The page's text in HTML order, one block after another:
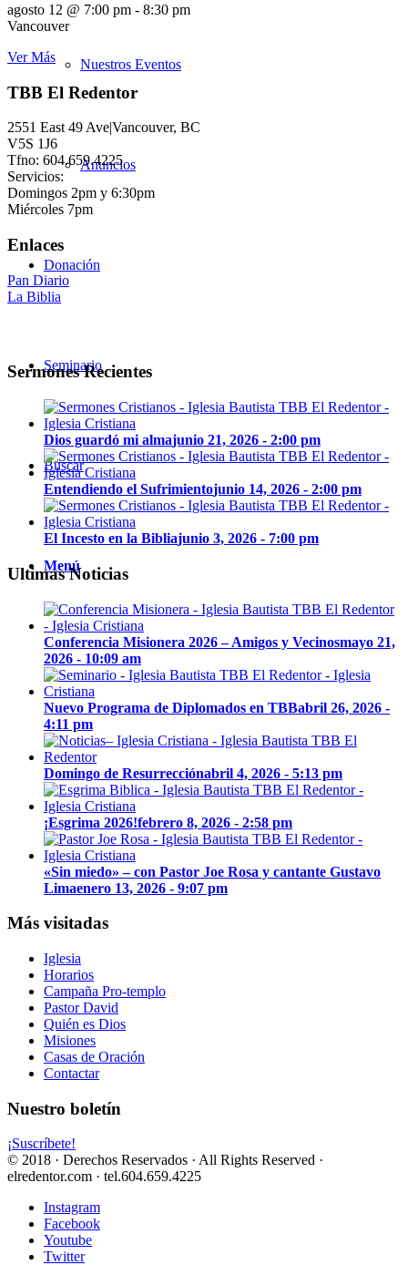
Nuestros Eventos
Anuncios
Donación
Seminario
Buscar
Menú
agosto 12 @ 7:00 pm - 8:30 pm
Vancouver
Ver Más
TBB El Redentor
2551 East 49 Ave|Vancouver, BC
V5S 1J6
Tfno: 604.659.4225
Servicios:
Domingos 2pm y 6:30pm
Miércoles 7pm
Enlaces
Pan Diario
La Biblia
Sermones Recientes
Dios guardó mi almajunio 21, 2026 - 2:00 pm
Entendiendo el Sufrimientojunio 14, 2026 - 2:00 pm
El Incesto en la Bibliajunio 3, 2026 - 7:00 pm
Ultimas Noticias
Conferencia Misionera 2026 – Amigos y Vecinosmayo 21,
2026 - 10:09 am
Nuevo Programa de Diplomados en TBBabril 26, 2026 -
4:11 pm
Domingo de Resurrecciónabril 4, 2026 - 5:13 pm
¡Esgrima 2026!febrero 8, 2026 - 2:58 pm
«Sin miedo» – con Pastor Joe Rosa y cantante Gustavo
Limaenero 13, 2026 - 9:07 pm
Más visitadas
Iglesia
Horarios
Campaña Pro-templo
Pastor David
Quién es Dios
Misiones
Casas de Oración
Contactar
Nuestro boletín
¡Suscríbete!
© 2018 · Derechos Reservados · All Rights Reserved ·
elredentor.com · tel.604.659.4225
Instagram
Facebook
Youtube
Twitter